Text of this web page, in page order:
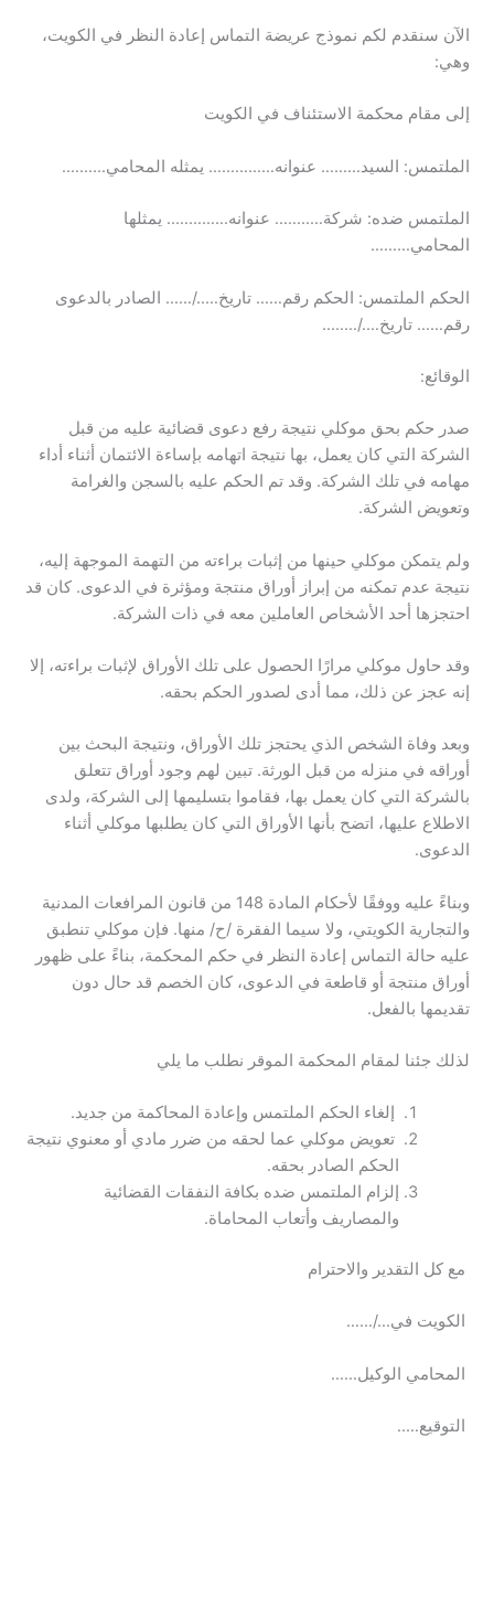
الآن سنقدم لكم نموذج عريضة التماس إعادة النظر في الكويت،
وهي:
إلى مقام محكمة الاستئناف في الكويت
الملتمس: السيد……… عنوانه…………… يمثله المحامي……….
الملتمس ضده: شركة……….. عنوانه………….. يمثلها
المحامي………
الحكم الملتمس: الحكم رقم…… تاريخ…../…… الصادر بالدعوى
رقم…… تاريخ…./……..
الوقائع:
صدر حكم بحق موكلي نتيجة رفع دعوى قضائية عليه من قبل
الشركة التي كان يعمل، بها نتيجة اتهامه بإساءة الائتمان أثناء أداء
مهامه في تلك الشركة. وقد تم الحكم عليه بالسجن والغرامة
وتعويض الشركة.
ولم يتمكن موكلي حينها من إثبات براءته من التهمة الموجهة إليه،
نتيجة عدم تمكنه من إبراز أوراق منتجة ومؤثرة في الدعوى. كان قد
احتجزها أحد الأشخاص العاملين معه في ذات الشركة.
وقد حاول موكلي مرارًا الحصول على تلك الأوراق لإثبات براءته، إلا
إنه عجز عن ذلك، مما أدى لصدور الحكم بحقه.
وبعد وفاة الشخص الذي يحتجز تلك الأوراق، ونتيجة البحث بين
أوراقه في منزله من قبل الورثة. تبين لهم وجود أوراق تتعلق
بالشركة التي كان يعمل بها، فقاموا بتسليمها إلى الشركة، ولدى
الاطلاع عليها، اتضح بأنها الأوراق التي كان يطلبها موكلي أثناء
الدعوى.
وبناءً عليه ووفقًا لأحكام المادة 148 من قانون المرافعات المدنية
والتجارية الكويتي، ولا سيما الفقرة /ح/ منها. فإن موكلي تنطبق
عليه حالة التماس إعادة النظر في حكم المحكمة، بناءً على ظهور
أوراق منتجة أو قاطعة في الدعوى، كان الخصم قد حال دون
تقديمها بالفعل.
لذلك جئنا لمقام المحكمة الموقر نطلب ما يلي
إلغاء الحكم الملتمس وإعادة المحاكمة من جديد.
تعويض موكلي عما لحقه من ضرر مادي أو معنوي نتيجة
الحكم الصادر بحقه.
إلزام الملتمس ضده بكافة النفقات القضائية
والمصاريف وأتعاب المحاماة.
مع كل التقدير والاحترام
الكويت في…/……
المحامي الوكيل……
التوقيع…..